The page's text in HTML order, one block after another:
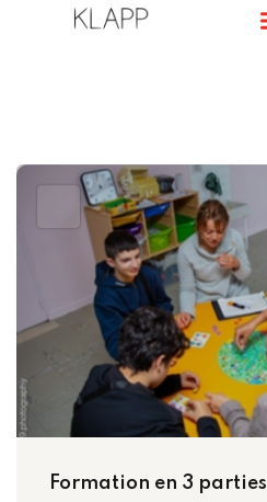
Formation en 3 parties
Remember me